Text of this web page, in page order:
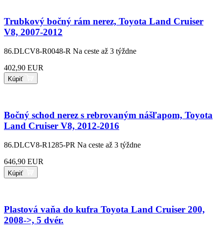
Trubkový bočný rám nerez, Toyota Land Cruiser
V8, 2007-2012
86.DLCV8-R0048-R Na ceste až 3 týždne
402,90 EUR
Kúpiť
Bočný schod nerez s rebrovaným nášľapom, Toyota
Land Cruiser V8, 2012-2016
86.DLCV8-R1285-PR Na ceste až 3 týždne
646,90 EUR
Kúpiť
Plastová vaňa do kufra Toyota Land Cruiser 200,
2008->, 5 dvér.